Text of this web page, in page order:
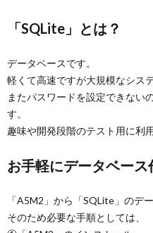
「SQLite」とは？
データベースです。
軽くて高速ですが大規模なシス
またパスワードを設定できない
す。
趣味や開発段階のテスト用に利
お手軽にデータベース
「A5M2」から「SQLite」のデ
そのため必要な手順としては、